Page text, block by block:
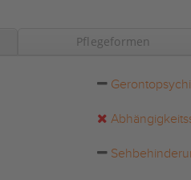
Pflegeformen